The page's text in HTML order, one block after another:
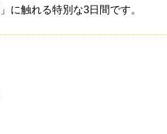
に触れる特別な3日間です。